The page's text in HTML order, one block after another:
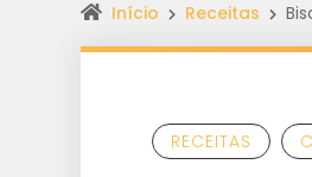
Início Receitas
RECEITAS